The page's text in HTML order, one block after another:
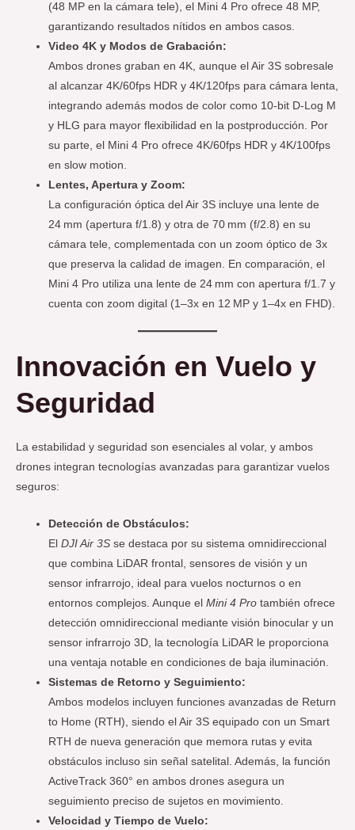
(48 MP en la cámara tele), el Mini 4 Pro ofrece 48 MP,
garantizando resultados nítidos en ambos casos.
Video 4K y Modos de Grabación:
Ambos drones graban en 4K, aunque el Air 3S sobresale
al alcanzar 4K/60fps HDR y 4K/120fps para cámara lenta,
integrando además modos de color como 10-bit D-Log M
y HLG para mayor flexibilidad en la postproducción. Por
su parte, el Mini 4 Pro ofrece 4K/60fps HDR y 4K/100fps
en slow motion.
Lentes, Apertura y Zoom:
La configuración óptica del Air 3S incluye una lente de
24 mm (apertura f/1.8) y otra de 70 mm (f/2.8) en su
cámara tele, complementada con un zoom óptico de 3x
que preserva la calidad de imagen. En comparación, el
Mini 4 Pro utiliza una lente de 24 mm con apertura f/1.7 y
cuenta con zoom digital (1–3x en 12 MP y 1–4x en FHD).
Innovación en Vuelo y
Seguridad
La estabilidad y seguridad son esenciales al volar, y ambos
drones integran tecnologías avanzadas para garantizar vuelos
seguros:
Detección de Obstáculos:
ElDJI Air 3S se destaca por su sistema omnidireccional
que combina LiDAR frontal, sensores de visión y un
sensor infrarrojo, ideal para vuelos nocturnos o en
entornos complejos. Aunque elMini 4 Pro también ofrece
detección omnidireccional mediante visión binocular y un
sensor infrarrojo 3D, la tecnología LiDAR le proporciona
una ventaja notable en condiciones de baja iluminación.
Sistemas de Retorno y Seguimiento:
Ambos modelos incluyen funciones avanzadas de Return
to Home (RTH), siendo el Air 3S equipado con un Smart
RTH de nueva generación que memora rutas y evita
obstáculos incluso sin señal satelital. Además, la función
ActiveTrack 360° en ambos drones asegura un
seguimiento preciso de sujetos en movimiento.
Velocidad y Tiempo de Vuelo: